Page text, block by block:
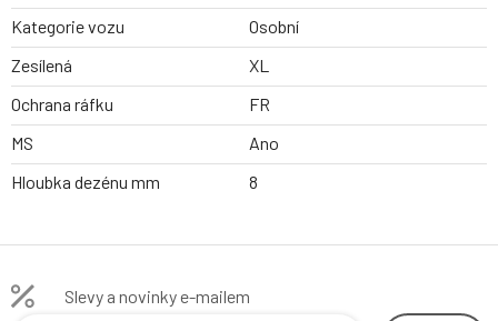
Kategorie vozu
Osobní
Zesílená
XL
Ochrana ráfku
FR
MS
Ano
Hloubka dezénu mm
8
Slevy a novinky e-mailem